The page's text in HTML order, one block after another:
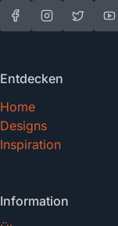
Entdecken
Home
Designs
Inspiration
Information